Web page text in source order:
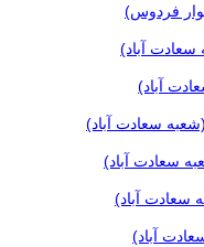
فردوس)
آباد)
سعادت آباد)
آباد)